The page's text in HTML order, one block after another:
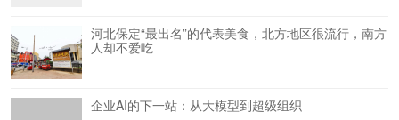
河北保定“最出名”的代表美食，北方地区很流行，南方
人却不爱吃
企业AI的下一站：从大模型到超级组织